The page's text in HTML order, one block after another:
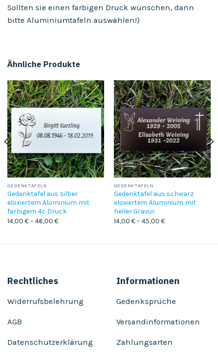
Sollten sie einen farbigen Druck wünschen, dann
bitte Aluminiumtafeln auswählen!)
Ähnliche Produkte
GEDENKTAFELN
Gedenktafel aus silber
eloxiertem Aluminium mit
farbigem 4c Druck
14,00 €– 46,00 €
GEDENKTAFELN
Gedenktafel aus schwarz
eloxiertem Aluminium mit
heller Gravur
14,00 €– 45,00 €
Rechtliches
Widerrufsbelehrung
AGB
Datenschutzerklärung
Informationen
Gedenksprüche
Versandinformationen
Zahlungsarten